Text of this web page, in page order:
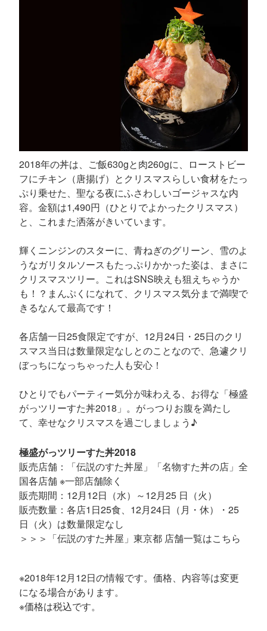
2018年の丼は、ご飯630gと肉260gに、ローストビー
フにチキン（唐揚げ）とクリスマスらしい食材をたっ
ぷり乗せた、聖なる夜にふさわしいゴージャスな内
容。金額は1,490円（ひとりでよかったクリスマス）
と、これまた洒落がきいています。
輝くニンジンのスターに、青ねぎのグリーン、雪のよ
うなガリタルソースもたっぷりかかった姿は、まさに
クリスマスツリー。これはSNS映えも狙えちゃうか
も！？まんぷくになれて、クリスマス気分まで満喫で
きるなんて最高です！
各店舗一日25食限定ですが、12月24日・25日のクリ
スマス当日は数量限定なしとのことなので、急遽クリ
ぼっちになっちゃった人も安心！
ひとりでもパーティー気分が味わえる、お得な「極盛
がっツリーすた丼2018」。がっつりお腹を満たし
て、幸せなクリスマスを過ごしましょう♪
極盛がっツリーすた丼2018
販売店舗：「伝説のすた丼屋」「名物すた丼の店」全
国各店舗 ※一部店舗除く
販売期間：12月12日（水）～12月25 日（火）
販売数量：各店1日25食、12月24日（月・休）・25
日（火）は数量限定なし
＞＞＞「伝説のすた丼屋」東京都 店舗一覧はこちら
※2018年12月12日の情報です。価格、内容等は変更
になる場合があります。
※価格は税込です。